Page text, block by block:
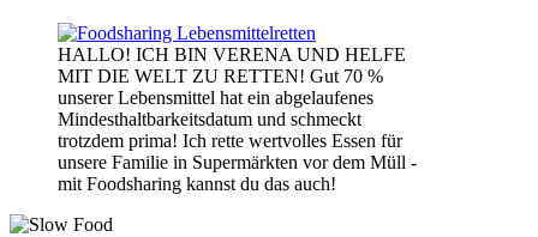
HALLO! ICH BIN VERENA UND HELFE
MIT DIE WELT ZU RETTEN! Gut 70 %
unserer Lebensmittel hat ein abgelaufenes
Mindesthaltbarkeitsdatum und schmeckt
trotzdem prima! Ich rette wertvolles Essen für
unsere Familie in Supermärkten vor dem Müll -
mit Foodsharing kannst du das auch!